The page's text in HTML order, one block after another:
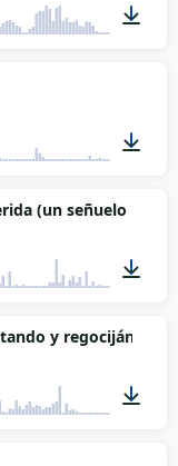
00:12
(un señuelo para
00:47
y regocijándose